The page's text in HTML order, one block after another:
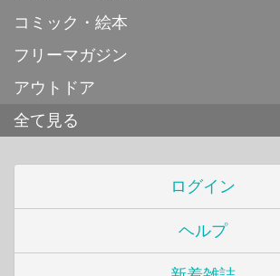
コミック・絵本
フリーマガジン
アウトドア
全て見る
ログイン
ヘルプ